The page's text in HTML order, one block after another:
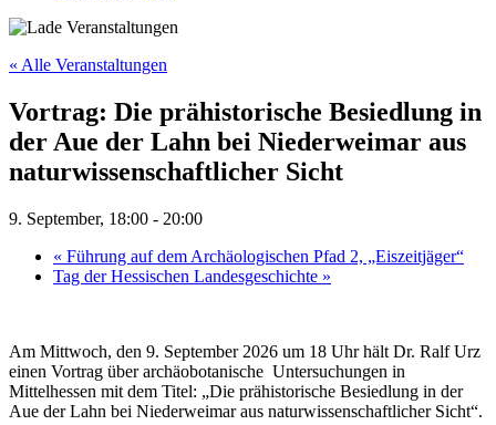
« Alle Veranstaltungen
Vortrag: Die prähistorische Besiedlung in
der Aue der Lahn bei Niederweimar aus
naturwissenschaftlicher Sicht
9. September, 18:00 - 20:00
« Führung auf dem Archäologischen Pfad 2, „Eiszeitjäger“
Tag der Hessischen Landesgeschichte »
Am Mittwoch, den 9. September 2026 um 18 Uhr hält Dr. Ralf Urz
einen Vortrag über archäobotanische Untersuchungen in
Mittelhessen mit dem Titel: „Die prähistorische Besiedlung in der
Aue der Lahn bei Niederweimar aus naturwissenschaftlicher Sicht“.